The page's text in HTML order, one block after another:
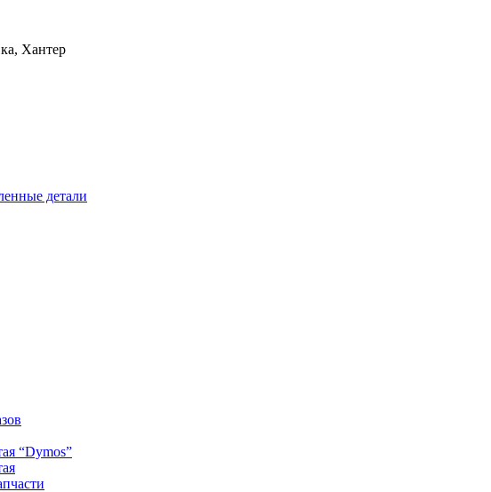
Хантер
детали
“Dymos”